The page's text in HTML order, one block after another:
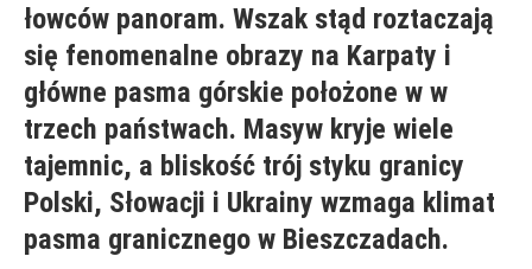
łowców panoram. Wszak stąd roztaczają
się fenomenalne obrazy na Karpaty i
główne pasma górskie położone w w
trzech państwach. Masyw kryje wiele
tajemnic, a bliskość trój styku granicy
Polski, Słowacji i Ukrainy wzmaga klimat
pasma granicznego w Bieszczadach.